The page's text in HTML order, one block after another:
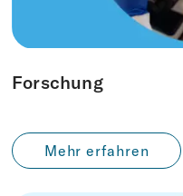
Forschung
Mehr erfahren